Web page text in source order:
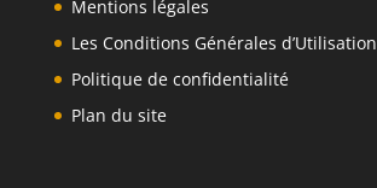
Mentions légales
Les Conditions Générales d’Utilisation
Politique de confidentialité
Plan du site